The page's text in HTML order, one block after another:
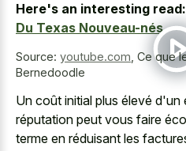
Here's an interesting read:
Du Texas Nouveau-nés
Source: youtube.com Ce que
Bernedoodle
Un coût initial plus élevé d'un
réputation peut vous faire
terme en réduisant les